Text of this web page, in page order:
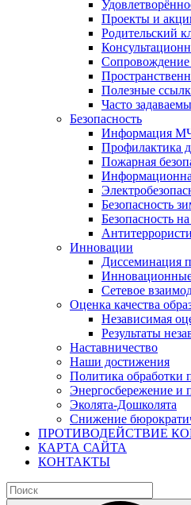
Проекты и
Родительский
Сопровождение
Полезные
Часто
Безопасность
Информация
Профилактика
Пожарная
Безопасность
Безопасность
Инновации
Диссеминация
Сетевое
Оценка качества
Независимая
Результаты
Наставничество
Наши достижения
Политика обработки
Энергосбережение и
Эколята-Дошколята
Снижение
ПРОТИВОДЕЙСТВИЕ
КАРТА САЙТА
КОНТАКТЫ